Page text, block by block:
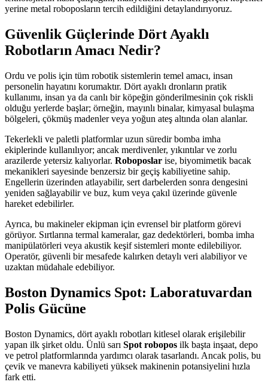
yerine metal roboposların tercih edildiğini detaylandırıyoruz.
Güvenlik Güçlerinde Dört Ayaklı
Robotların Amacı Nedir?
Ordu ve polis için tüm robotik sistemlerin temel amacı, insan
personelin hayatını korumaktır. Dört ayaklı dronların pratik
kullanımı, insan ya da canlı bir köpeğin gönderilmesinin çok riskli
olduğu yerlerde başlar; örneğin, mayınlı binalar, kimyasal bulaşma
bölgeleri, çökmüş madenler veya yoğun ateş altında olan alanlar.
Tekerlekli ve paletli platformlar uzun süredir bomba imha
ekiplerinde kullanılıyor; ancak merdivenler, yıkıntılar ve zorlu
arazilerde yetersiz kalıyorlar. Roboposlar ise, biyomimetik bacak
mekanikleri sayesinde benzersiz bir geçiş kabiliyetine sahip.
Engellerin üzerinden atlayabilir, sert darbelerden sonra dengesini
yeniden sağlayabilir ve buz, kum veya çakıl üzerinde güvenle
hareket edebilirler.
Ayrıca, bu makineler ekipman için evrensel bir platform görevi
görüyor. Sırtlarına termal kameralar, gaz dedektörleri, bomba imha
manipülatörleri veya akustik keşif sistemleri monte edilebiliyor.
Operatör, güvenli bir mesafede kalırken detaylı veri alabiliyor ve
uzaktan müdahale edebiliyor.
Boston Dynamics Spot: Laboratuvardan
Polis Gücüne
Boston Dynamics, dört ayaklı robotları kitlesel olarak erişilebilir
yapan ilk şirket oldu. Ünlü sarı Spot robopos ilk başta inşaat, depo
ve petrol platformlarında yardımcı olarak tasarlandı. Ancak polis, bu
çevik ve manevra kabiliyeti yüksek makinenin potansiyelini hızla
fark etti.